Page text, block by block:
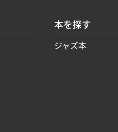
本を探す
ジャズ本